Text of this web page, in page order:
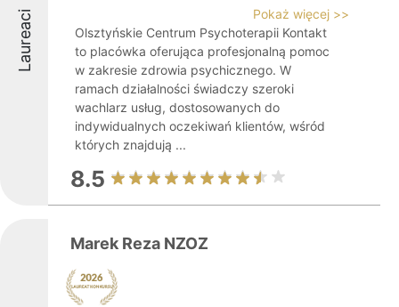
Laureaci
Pokaż więcej >>
Olsztyńskie Centrum Psychoterapii Kontakt
to placówka oferująca profesjonalną pomoc
w zakresie zdrowia psychicznego. W
ramach działalności świadczy szeroki
wachlarz usług, dostosowanych do
indywidualnych oczekiwań klientów, wśród
których znajdują ...
8.5
Marek Reza NZOZ